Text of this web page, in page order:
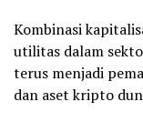
Kombinasi
utilitas dalam
terus menjadi
dan aset kripto